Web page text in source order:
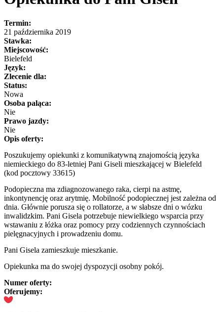
Termin:
21 października 2019
Stawka:
Miejscowość:
Bielefeld
Język:
Zlecenie dla:
Status:
Nowa
Osoba paląca:
Nie
Prawo jazdy:
Nie
Opis oferty:
Poszukujemy opiekunki z komunikatywną znajomością języka
niemieckiego do 83-letniej Pani Giseli mieszkającej w Bielefeld
(kod pocztowy 33615)
Podopieczna ma zdiagnozowanego raka, cierpi na astmę,
inkontynencję oraz arytmię. Mobilność podopiecznej jest zależna od
dnia. Głównie porusza się o rollatorze, a w słabsze dni o wózku
inwalidzkim. Pani Gisela potrzebuje niewielkiego wsparcia przy
wstawaniu z łóżka oraz pomocy przy codziennych czynnościach
pielęgnacyjnych i prowadzeniu domu.
Pani Gisela zamieszkuje mieszkanie.
Opiekunka ma do swojej dyspozycji osobny pokój.
Numer oferty:
Oferujemy: